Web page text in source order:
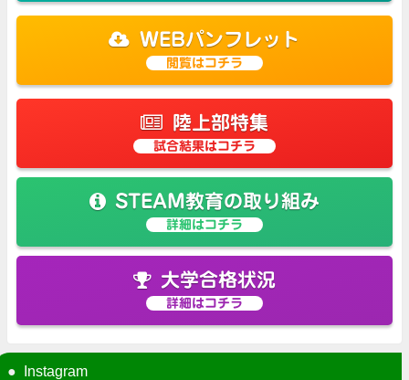
WEBパンフレット
閲覧はコチラ
陸上部特集
試合結果はコチラ
STEAM教育の取り組み
詳細はコチラ
大学合格状況
詳細はコチラ
Instagram